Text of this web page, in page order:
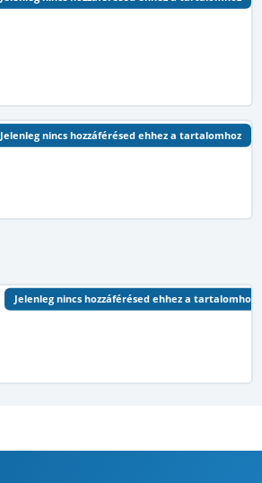
Jelenleg nincs hozzáférésed ehhez a tartalomhoz
Jelenleg nincs hozzáférésed ehhez a tartalomhoz